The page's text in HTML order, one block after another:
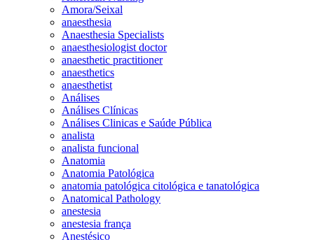
Amora/Seixal
anaesthesia
Anaesthesia Specialists
anaesthesiologist doctor
anaesthetic practitioner
anaesthetics
anaesthetist
Análises
Análises Clínicas
Análises Clinicas e Saúde Pública
analista
analista funcional
Anatomia
Anatomia Patológica
anatomia patológica citológica e tanatológica
Anatomical Pathology
anestesia
anestesia frança
Anestésico